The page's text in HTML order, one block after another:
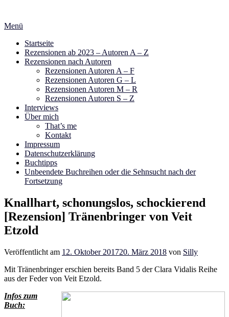
springen
Menü
Startseite
Rezensionen ab 2023 – Autoren A – Z
Rezensionen nach Autoren
Rezensionen Autoren A – F
Rezensionen Autoren G – L
Rezensionen Autoren M – R
Rezensionen Autoren S – Z
Interviews
Über mich
That’s me
Kontakt
Impressum
Datenschutzerklärung
Buchtipps
Unbeendete Buchreihen oder die Sehnsucht nach der
Fortsetzung
Knallhart, schonungslos, schockierend
[Rezension] Tränenbringer von Veit
Etzold
Veröffentlicht am 12. Oktober 201720. März 2018 von Silly
Mit Tränenbringer erschien bereits Band 5 der Clara Vidalis Reihe
aus der Feder von Veit Etzold.
Infos zum
Buch: